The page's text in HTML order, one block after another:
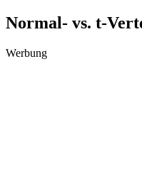
Normal- vs. t-
Werbung